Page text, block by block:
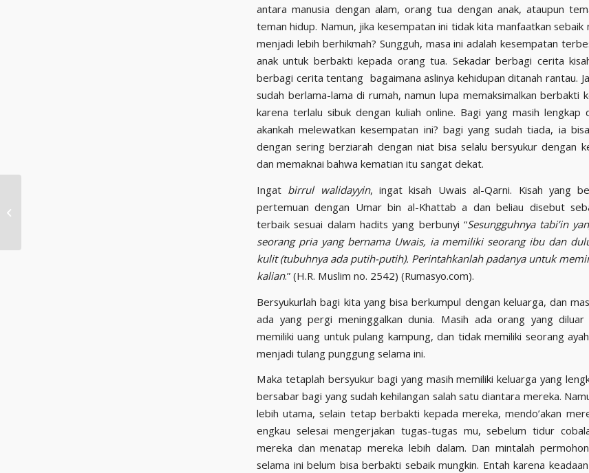
antara manusia dengan alam, orang tua dengan anak, ataupun
teman hidup. Namun, jika kesempatan ini tidak kita manfaatkan sebaik
menjadi lebih berhikmah? Sungguh, masa ini adalah kesempatan
anak untuk berbakti kepada orang tua. Sekadar berbagi cerita
berbagi cerita tentang bagaimana aslinya kehidupan ditanah rantau.
sudah berlama-lama di rumah, namun lupa memaksimalkan berbakti
karena terlalu sibuk dengan kuliah online. Bagi yang masih lengkap
akankah melewatkan kesempatan ini? bagi yang sudah tiada, ia
dengan sering berziarah dengan niat bisa selalu bersyukur dengan
dan memaknai bahwa kematian itu sangat dekat.
Ingat birrul walidayyin, ingat kisah Uwais al-Qarni. Kisah yang
pertemuan dengan Umar bin al-Khattab a dan beliau disebut
terbaik sesuai dalam hadits yang berbunyi “Sesungguhnya tabi’in
seorang pria yang bernama Uwais, ia memiliki seorang ibu dan
kulit (tubuhnya ada putih-putih). Perintahkanlah padanya untuk
kalian.” (H.R. Muslim no. 2542) (Rumasyo.com).
Bersyukurlah bagi kita yang bisa berkumpul dengan keluarga, dan
ada yang pergi meninggalkan dunia. Masih ada orang yang
memiliki uang untuk pulang kampung, dan tidak memiliki seorang
menjadi tulang punggung selama ini.
Maka tetaplah bersyukur bagi yang masih memiliki keluarga yang
bersabar bagi yang sudah kehilangan salah satu diantara mereka.
lebih utama, selain tetap berbakti kepada mereka, mendo’akan
engkau selesai mengerjakan tugas-tugas mu, sebelum tidur
mereka dan menatap mereka lebih dalam. Dan mintalah
selama ini belum bisa berbakti sebaik mungkin. Entah karena